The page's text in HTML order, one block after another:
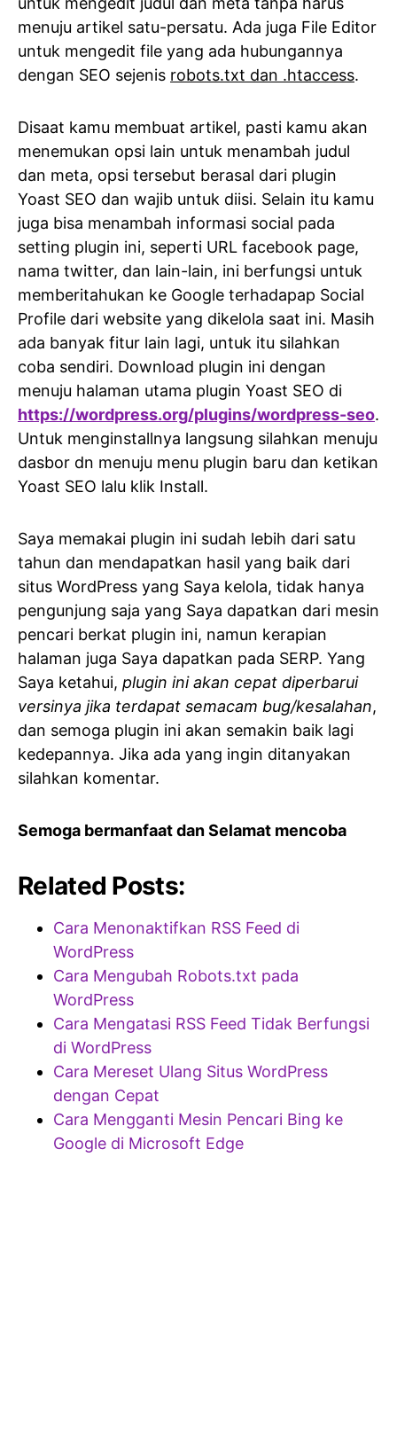
menuju artikel satu-persatu. Ada juga File Editor
untuk mengedit file yang ada hubungannya
dengan SEO sejenis robots.txt dan .htaccess.
Disaat kamu membuat artikel, pasti kamu akan
menemukan opsi lain untuk menambah judul
dan meta, opsi tersebut berasal dari plugin
Yoast SEO dan wajib untuk diisi. Selain itu kamu
juga bisa menambah informasi social pada
setting plugin ini, seperti URL facebook page,
nama twitter, dan lain-lain, ini berfungsi untuk
memberitahukan ke Google terhadapap Social
Profile dari website yang dikelola saat ini. Masih
ada banyak fitur lain lagi, untuk itu silahkan
coba sendiri. Download plugin ini dengan
menuju halaman utama plugin Yoast SEO di
https://wordpress.org/plugins/wordpress-seo.
Untuk menginstallnya langsung silahkan menuju
dasbor dn menuju menu plugin baru dan ketikan
Yoast SEO lalu klik Install.
Saya memakai plugin ini sudah lebih dari satu
tahun dan mendapatkan hasil yang baik dari
situs WordPress yang Saya kelola, tidak hanya
pengunjung saja yang Saya dapatkan dari mesin
pencari berkat plugin ini, namun kerapian
halaman juga Saya dapatkan pada SERP. Yang
Saya ketahui, plugin ini akan cepat diperbarui
versinya jika terdapat semacam bug/kesalahan,
dan semoga plugin ini akan semakin baik lagi
kedepannya. Jika ada yang ingin ditanyakan
silahkan komentar.
Semoga bermanfaat dan Selamat mencoba
Related Posts:
Cara Menonaktifkan RSS Feed di
WordPress
Cara Mengubah Robots.txt pada
WordPress
Cara Mengatasi RSS Feed Tidak Berfungsi
di WordPress
Cara Mereset Ulang Situs WordPress
dengan Cepat
Cara Mengganti Mesin Pencari Bing ke
Google di Microsoft Edge